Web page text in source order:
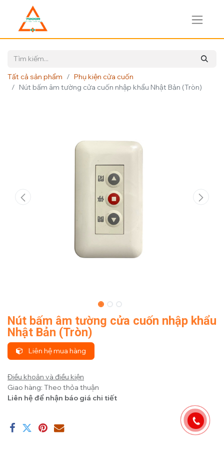
Tất cả sản phẩm
Phụ kiện cửa cuốn
Nút bấm âm tường cửa cuốn nhập khẩu Nhật Bản (Tròn)
Nút bấm âm tường cửa cuốn nhập khẩu
Nhật Bản (Tròn)
Liên hệ mua hàng
Điều khoản và điều kiện
Giao hàng: Theo thỏa thuận
Liên hệ để nhận báo giá chi tiết